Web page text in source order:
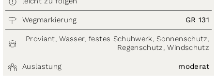
Wegmarkierung GR 131
Proviant, Wasser, festes Schuhwerk, Sonnenschutz,
Regenschutz, Windschutz
Auslastung moderat